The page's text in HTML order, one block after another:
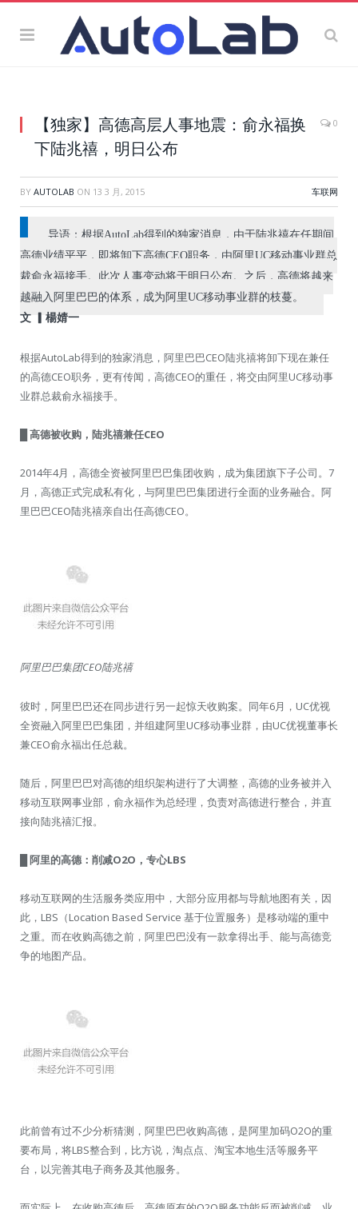
【独家】高德高层人事地震：俞永福换
下陆兆禧，明日公布
0
BY AUTOLAB ON 13 3 月, 2015 车联网
导语：根据AutoLab得到的独家消息，由于陆兆禧在任期间
高德业绩平平，即将卸下高德CEO职务，由阿里UC移动事业群总
裁俞永福接手。此次人事变动将于明日公布。之后，高德将越来
越融入阿里巴巴的体系，成为阿里UC移动事业群的枝蔓。
文 ▎楊婧一
根据AutoLab得到的独家消息，阿里巴巴CEO陆兆禧将卸下现在兼任
的高德CEO职务，更有传闻，高德CEO的重任，将交由阿里UC移动事
业群总裁俞永福接手。
█ 高德被收购，陆兆禧兼任CEO
2014年4月，高德全资被阿里巴巴集团收购，成为集团旗下子公司。7
月，高德正式完成私有化，与阿里巴巴集团进行全面的业务融合。阿
里巴巴CEO陆兆禧亲自出任高德CEO。
阿里巴巴集团CEO陆兆禧
彼时，阿里巴巴还在同步进行另一起惊天收购案。同年6月，UC优视
全资融入阿里巴巴集团，并组建阿里UC移动事业群，由UC优视董事长
兼CEO俞永福出任总裁。
随后，阿里巴巴对高德的组织架构进行了大调整，高德的业务被并入
移动互联网事业部，俞永福作为总经理，负责对高德进行整合，并直
接向陆兆禧汇报。
█ 阿里的高德：削减O2O，专心LBS
移动互联网的生活服务类应用中，大部分应用都与导航地图有关，因
此，LBS（Location Based Service 基于位置服务）是移动端的重中
之重。而在收购高德之前，阿里巴巴没有一款拿得出手、能与高德竞
争的地图产品。
此前曾有过不少分析猜测，阿里巴巴收购高德，是阿里加码O2O的重
要布局，将LBS整合到，比方说，淘点点、淘宝本地生活等服务平
台，以完善其电子商务及其他服务。